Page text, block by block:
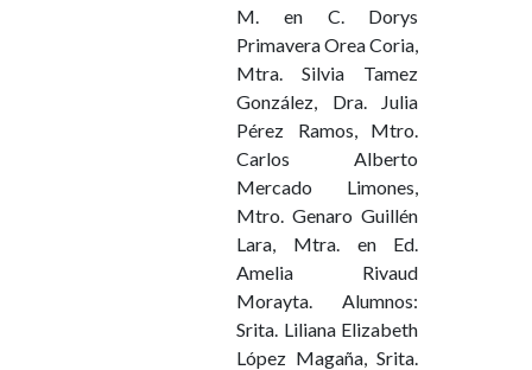
M. en C. Dorys
Primavera Orea Coria,
Mtra. Silvia Tamez
González, Dra. Julia
Pérez Ramos, Mtro.
Carlos Alberto
Mercado Limones,
Mtro. Genaro Guillén
Lara, Mtra. en Ed.
Amelia Rivaud
Morayta. Alumnos:
Srita. Liliana Elizabeth
López Magaña, Srita.